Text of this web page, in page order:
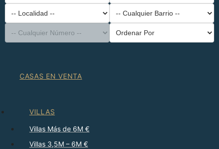
-- Tipo de Propiedad --
Distrito
-- Localidad --
-- Cualquier Barrio --
-- Cualquier Número --
Ordenar Por
CASAS EN VENTA
VILLAS
Villas Más de 6M €
Villas 3,5M – 6M €